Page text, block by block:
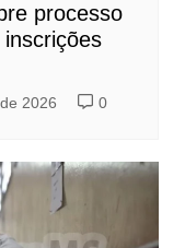
processo
2026 0